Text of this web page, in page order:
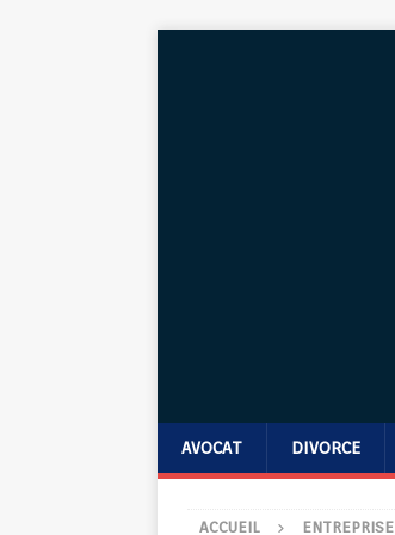
AVOCAT DIVORCE
ACCUEIL ENTREPRISE